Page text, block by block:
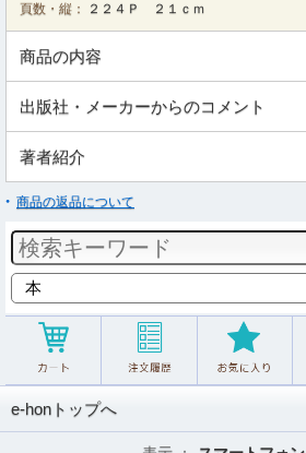
頁数・縦：
２２４Ｐ ２１ｃｍ
商品の内容
出版社・メーカーからのコメント
著者紹介
商品の返品について
e-honトップへ